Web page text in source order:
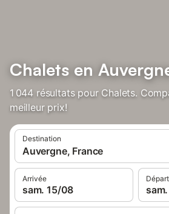
Chalets en
1 044 résultats pour Chalets.
meilleur prix!
Destination
Auvergne, France
Arrivée
sam. 15/08
Départ